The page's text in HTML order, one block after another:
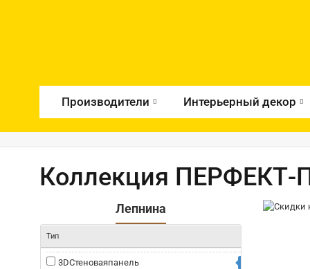
Производители Интерьерный декор
Коллекция ПЕРФЕКТ-
Лепнина
Тип
3DСтеноваяпанель